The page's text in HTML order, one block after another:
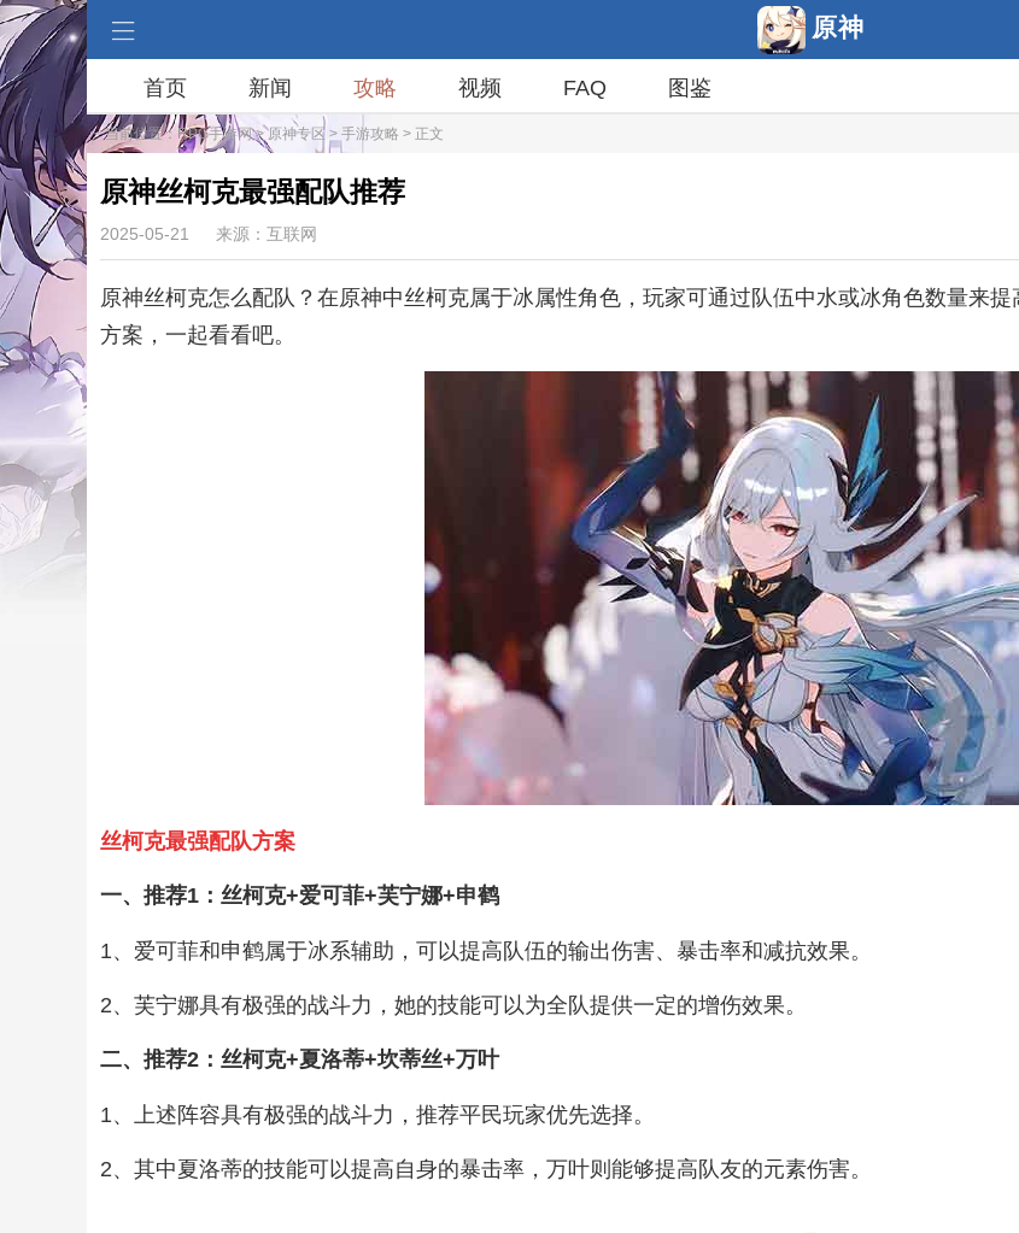
原神
首页 新闻 攻略 视频 FAQ 图鉴
当前位置：RPG手游网>原神专区 > 手游攻略 > 正文
原神丝柯克最强配队推荐
2025-05-21 来源：互联网
原神丝柯克怎么配队？在原神中丝柯克属于冰属性角色，玩家可通过队伍中水或冰角色数量来
方案，一起看看吧。
丝柯克最强配队方案
一、推荐1：丝柯克+爱可菲+芙宁娜+申鹤
1、爱可菲和申鹤属于冰系辅助，可以提高队伍的输出伤害、暴击率和减抗效果。
2、芙宁娜具有极强的战斗力，她的技能可以为全队提供一定的增伤效果。
二、推荐2：丝柯克+夏洛蒂+坎蒂丝+万叶
1、上述阵容具有极强的战斗力，推荐平民玩家优先选择。
2、其中夏洛蒂的技能可以提高自身的暴击率，万叶则能够提高队友的元素伤害。